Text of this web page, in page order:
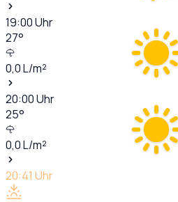
19:00Uhr
27°
0,0L/m²
20:00Uhr
25°
0,0L/m²
20:41 Uhr